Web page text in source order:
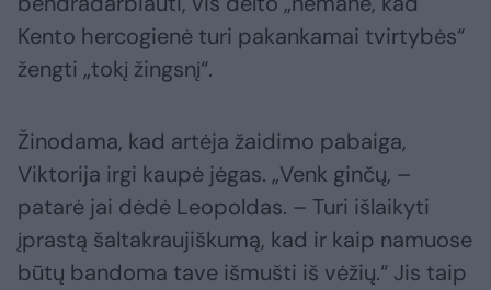
Kento hercogienė turi pakankamai tvirtybės“
žengti „tokį žingsnį“.
Žinodama, kad artėja žaidimo pabaiga,
Viktorija irgi kaupė jėgas. „Venk ginčų, –
patarė jai dėdė Leopoldas. – Turi išlaikyti
įprastą šaltakraujiškumą, kad ir kaip namuose
būtų bandoma tave išmušti iš vėžių.“ Jis taip